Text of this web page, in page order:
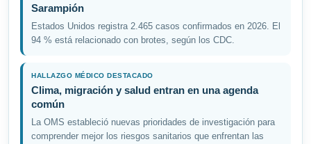
Sarampión
Estados Unidos registra 2.465 casos confirmados en 2026. El
94 % está relacionado con brotes, según los CDC.
HALLAZGO MÉDICO DESTACADO
Clima, migración y salud entran en una agenda
común
La OMS estableció nuevas prioridades de investigación para
comprender mejor los riesgos sanitarios que enfrentan las